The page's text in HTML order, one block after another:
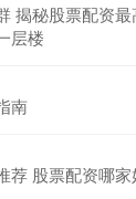
揭秘股票配资最
层楼
南
荐 股票配资哪